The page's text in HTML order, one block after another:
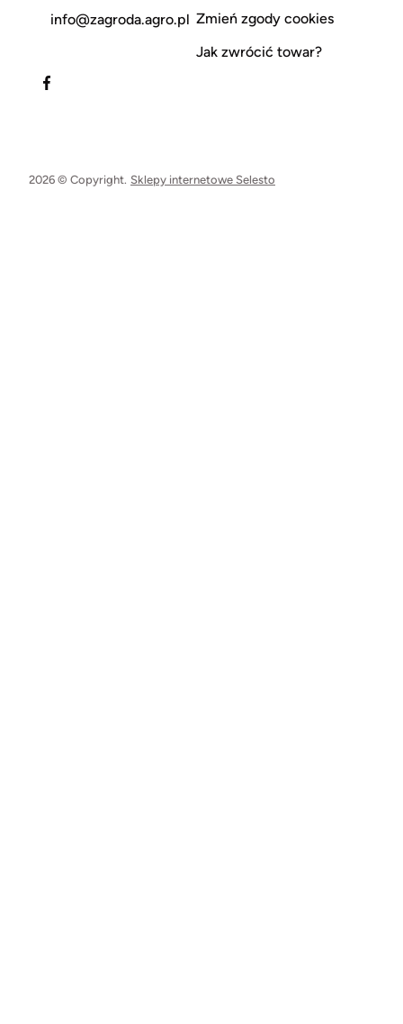
info@zagroda.agro.pl Zmień zgody cookies
Jak zwrócić towar?
2026 © Copyright. Sklepy internetowe Selesto